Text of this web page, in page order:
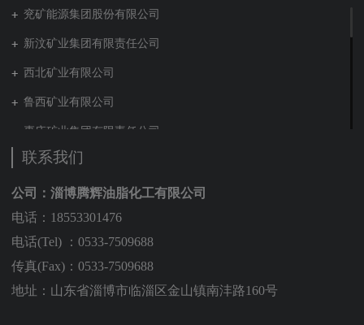
兖矿能源集团股份有限公司
新汶矿业集团有限责任公司
西北矿业有限公司
鲁西矿业有限公司
枣庄矿业集团有限责任公司
兖矿新疆能化有限公司
山东泰山地勘集团
新能源集团有限公司
营销贸易公司
联系我们
公司：淄博腾辉油脂化工有限公司
电话：18553301476
电话(Tel) ：0533-7509688
传真(Fax)：0533-7509688
地址：山东省淄博市临淄区金山镇南沣路160号